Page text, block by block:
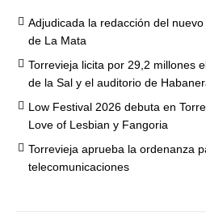
Adjudicada la redacción del
de La Mata
Torrevieja licita por 29,2 millones
de la Sal y el auditorio de
Low Festival 2026 debuta en
Love of Lesbian y Fangoria
Torrevieja aprueba la ordenanza
telecomunicaciones